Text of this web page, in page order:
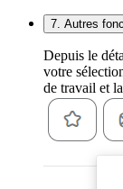
7. Autres
Depuis le
votre
de travail et